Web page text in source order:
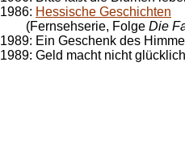
1986: Hessische Geschichten
(Fernsehserie, Folge Die
1989: Ein Geschenk des
1989: Geld macht nicht